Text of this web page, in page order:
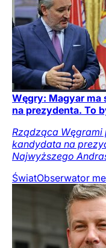
Węgry: Magyar ma
na prezydenta. To
Rządząca Węgrami
kandydata na
Najwyższego
ŚwiatObserwator